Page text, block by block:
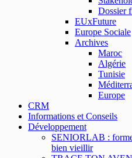
Dossier
EUxFuture
Europe Sociale
Archives
Maroc
Algérie
Tunisie
Europe
CRM
Informations et Conseils
Développement
SENIORLAB :
bien vieillir